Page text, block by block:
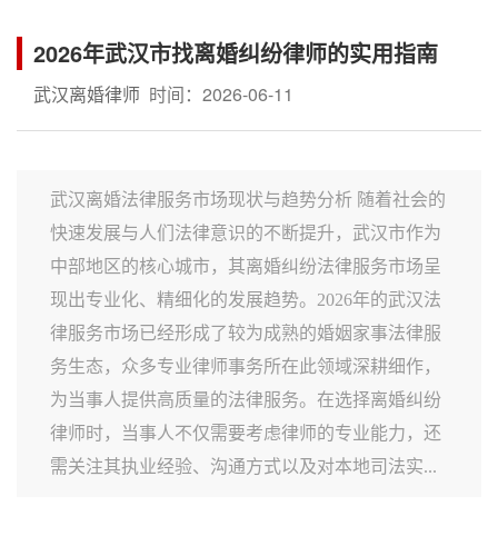
2026年武汉市找离婚纠纷律师的实用指南
武汉离婚律师 时间：2026-06-11
武汉离婚法律服务市场现状与趋势分析 随着社会的
快速发展与人们法律意识的不断提升，武汉市作为
中部地区的核心城市，其离婚纠纷法律服务市场呈
现出专业化、精细化的发展趋势。2026年的武汉法
律服务市场已经形成了较为成熟的婚姻家事法律服
务生态，众多专业律师事务所在此领域深耕细作，
为当事人提供高质量的法律服务。在选择离婚纠纷
律师时，当事人不仅需要考虑律师的专业能力，还
需关注其执业经验、沟通方式以及对本地司法实...